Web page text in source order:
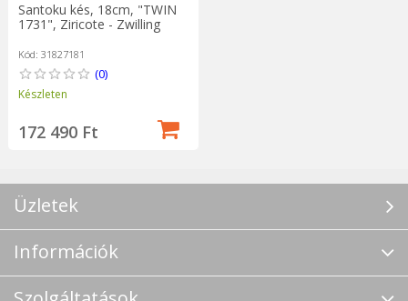
Santoku kés, 18cm, "TWIN
1731", Ziricote - Zwilling
Kód: 31827181
(0)
Készleten
172 490 Ft
Üzletek
Információk